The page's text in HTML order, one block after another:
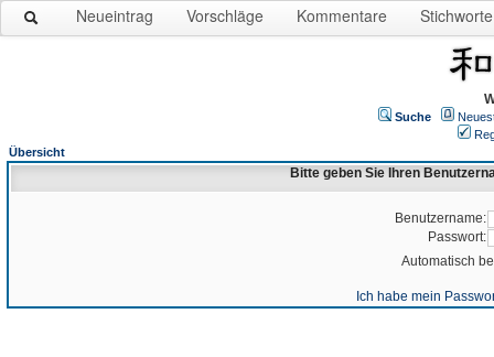
Neueintrag Vorschläge Kommentare Stichworte
Suche
Übersicht
Bitte geben Sie Ihren
Benutzername:
Passwort:
Automatisch
Ich habe mein